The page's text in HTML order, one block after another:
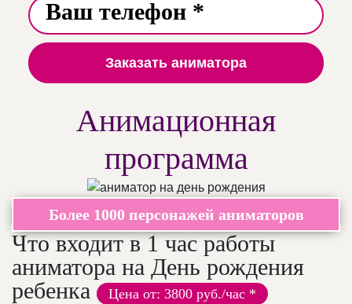
Заказать аниматора
Анимационная
программа
Более 1000 персонажей аниматоров
Что входит в 1 час работы
аниматора на День рождения
ребенка
Цена от: 3800 руб./час *